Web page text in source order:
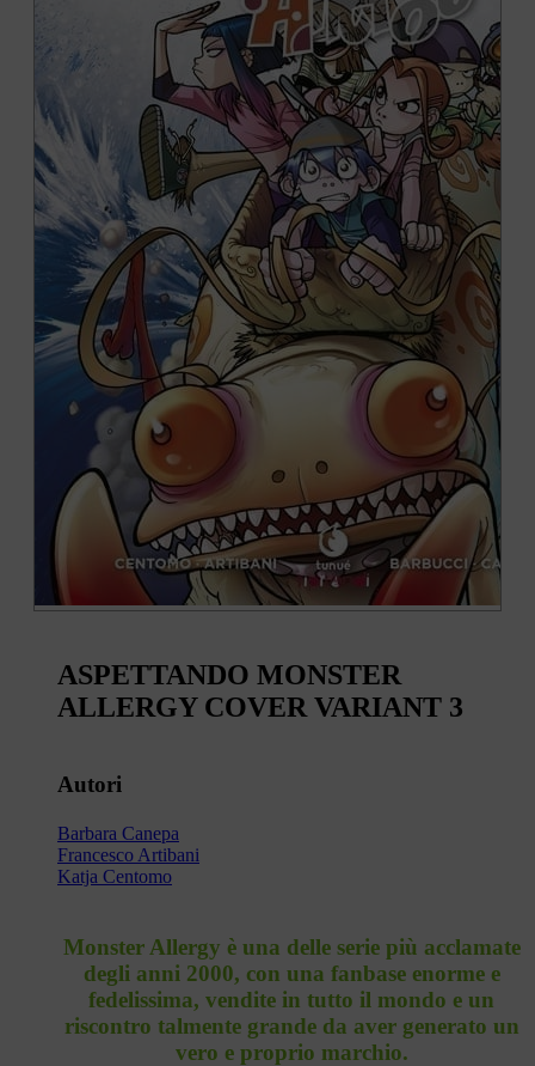
ASPETTANDO MONSTER
ALLERGY COVER VARIANT 3
Autori
Barbara Canepa
Francesco Artibani
Katja Centomo
Monster Allergy è una delle serie più acclamate
degli anni 2000, con una fanbase enorme e
fedelissima, vendite in tutto il mondo e un
riscontro talmente grande da aver generato un
vero e proprio marchio.